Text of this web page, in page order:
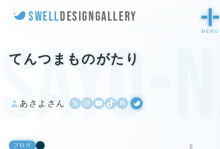
SWELLDESIGNGALLERY
てんつまものがたり
あさよさん X Instagram
YouTube
TikTok
500pxWordPress
ブログ